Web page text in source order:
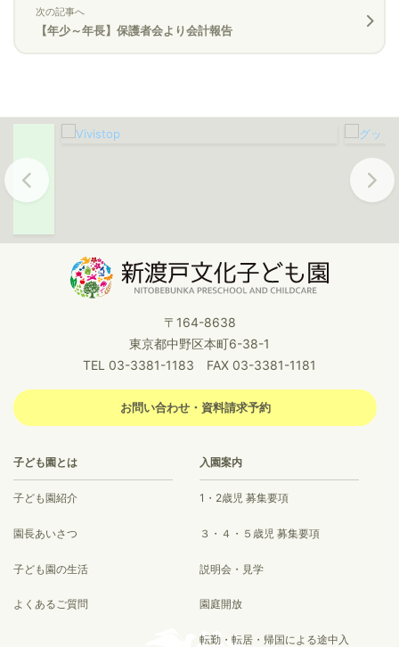
次の記事へ
【年少～年長】保護者会より会計報告
Previous Next
〒164-8638
東京都中野区本町6-38-1
TEL 03-3381-1183 FAX 03-3381-1181
お問い合わせ・資料請求予約
子ども園とは
子ども園紹介
園長あいさつ
子ども園の生活
よくあるご質問
入園案内
1・2歳児 募集要項
３・４・５歳児 募集要項
説明会・見学
園庭開放
転勤・転居・帰国による途中入